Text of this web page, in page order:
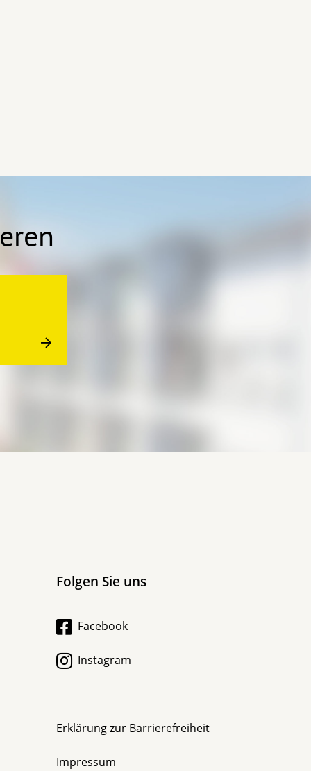
Folgen Sie uns
Facebook
Instagram
Erklärung zur Barrierefreiheit
Impressum